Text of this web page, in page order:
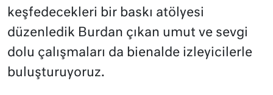
keşfedecekleri bir baskı atölyesi
düzenledik Burdan çıkan umut ve sevgi
dolu çalışmaları da bienalde izleyicilerle
buluşturuyoruz.